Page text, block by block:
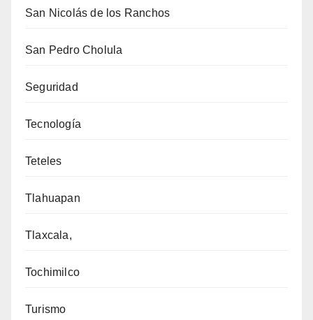
San Nicolás de los Ranchos
San Pedro Cholula
Seguridad
Tecnología
Teteles
Tlahuapan
Tlaxcala,
Tochimilco
Turismo